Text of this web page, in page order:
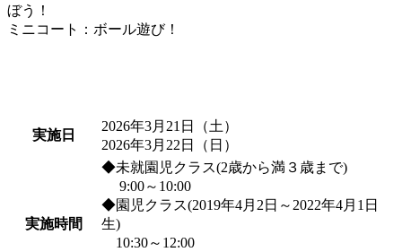
ぼう！
ミニコート：ボール遊び！
実施日
2026年3月21日（土）
2026年3月22日（日）
実施時間
◆未就園児クラス(2歳から満３歳まで)
9:00～10:00
◆園児クラス(2019年4月2日～2022年4月1日
生)
10:30～12:00